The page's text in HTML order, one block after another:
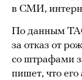
в СМИ,
По данным
за отказ от
со штрафами
пишет, что его